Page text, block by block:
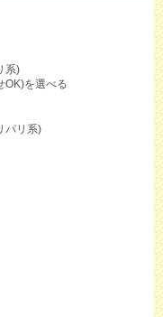
系)
OK)を選べる
パリ系)